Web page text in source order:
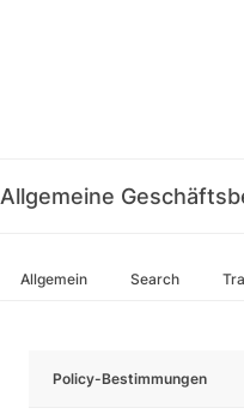
Allgemeine
Allgemein Search
Policy-Bestimmungen